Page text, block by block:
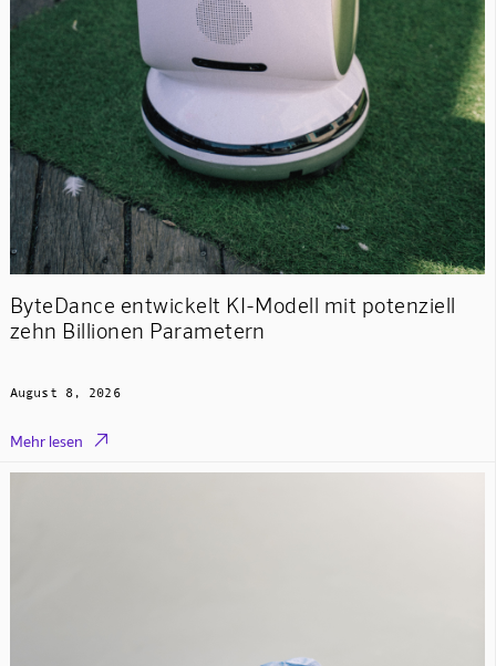
ByteDance entwickelt KI-Modell mit potenziell
zehn Billionen Parametern
August 8, 2026
Mehr lesen 